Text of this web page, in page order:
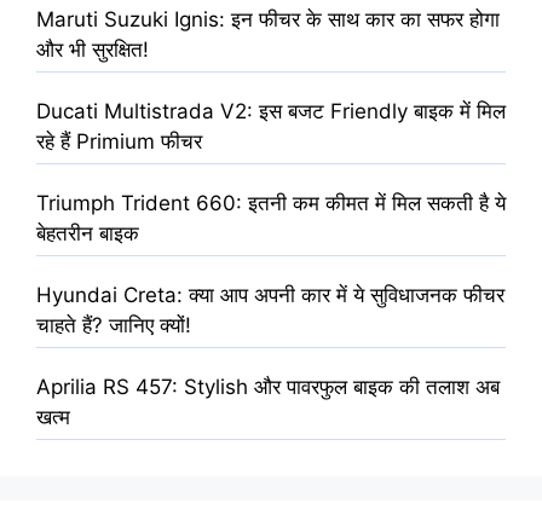
Maruti Suzuki Ignis: इन फीचर के साथ कार का सफर होगा
और भी सुरक्षित!
Ducati Multistrada V2: इस बजट Friendly बाइक में मिल
रहे हैं Primium फीचर
Triumph Trident 660: इतनी कम कीमत में मिल सकती है ये
बेहतरीन बाइक
Hyundai Creta: क्या आप अपनी कार में ये सुविधाजनक फीचर
चाहते हैं? जानिए क्यों!
Aprilia RS 457: Stylish और पावरफुल बाइक की तलाश अब
खत्म